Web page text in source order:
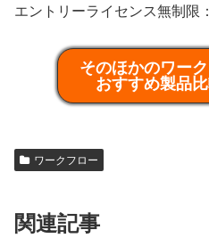
エントリーライセンス無制限
そのほかのワー
おすすめ製品
ワークフロー
関連記事